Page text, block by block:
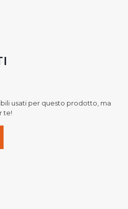
usati per questo prodotto, ma
te!